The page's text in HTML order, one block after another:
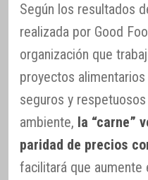
Según los resultados
realizada por Good
organización que
proyectos
seguros y
ambiente, la “carne”
paridad de precios
facilitará que aumente